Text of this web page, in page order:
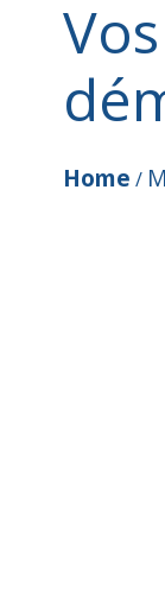
Vos
Home /